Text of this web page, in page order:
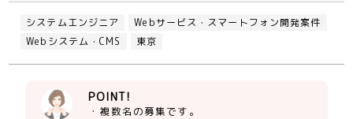
システムエンジニア
Webサービス・スマートフォン開発案件
Webシステム・CMS
東京
POINT!
・複数名の募集です。